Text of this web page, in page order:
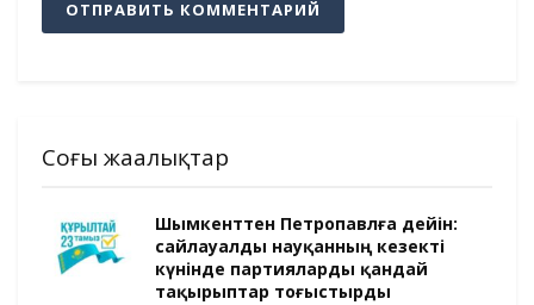
Соңғы жаңалықтар
Шымкенттен Петропавлға дейін:
сайлауалды науқанның кезекті
күнінде партияларды қандай
тақырыптар тоғыстырды